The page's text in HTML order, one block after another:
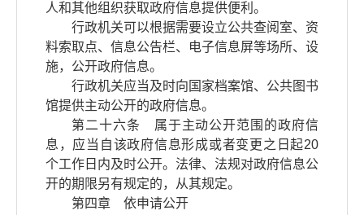
人和其他组织获取政府信息提供便利。
行政机关可以根据需要设立公共查阅室、资
料索取点、信息公告栏、电子信息屏等场所、设
施，公开政府信息。
行政机关应当及时向国家档案馆、公共图书
馆提供主动公开的政府信息。
第二十六条 属于主动公开范围的政府信
息，应当自该政府信息形成或者变更之日起20
个工作日内及时公开。法律、法规对政府信息公
开的期限另有规定的，从其规定。
第四章 依申请公开